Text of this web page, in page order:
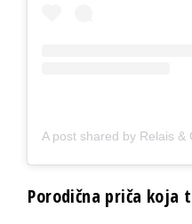
Porodična priča koja